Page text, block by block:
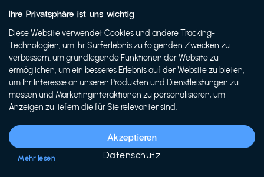
-20%
Siech Cycles
Entdecke den Schweizer Brand für urbane Fahrräder...
Mehr lesen
Ihre Privatsphäre ist uns wichtig
Diese Website verwendet Cookies und andere Tracking-
Technologien, um Ihr Surferlebnis zu folgenden Zwecken zu
verbessern: um grundlegende Funktionen der Website zu
ermöglichen, um ein besseres Erlebnis auf der Website zu bieten,
um Ihr Interesse an unseren Produkten und Dienstleistungen zu
messen und Marketinginteraktionen zu personalisieren, um
Anzeigen zu liefern die für Sie relevanter sind.
Akzeptieren
Datenschutz